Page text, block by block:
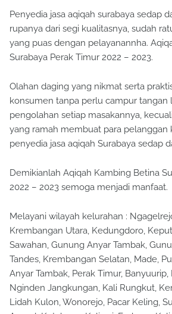
Penyedia jasa aqiqah surabaya sedap
rupanya dari segi kualitasnya, sudah
yang puas dengan pelayanannha.
Surabaya Perak Timur 2022 – 2023.
Olahan daging yang nikmat serta
konsumen tanpa perlu campur tangan
pengolahan setiap masakannya,
yang ramah membuat para pelanggan
penyedia jasa aqiqah Surabaya sedap
Demikianlah Aqiqah Kambing Betina
2022 – 2023 semoga menjadi manfaat.
Melayani wilayah kelurahan :
Krembangan Utara, Kedungdoro,
Sawahan, Gunung Anyar Tambak,
Tandes, Krembangan Selatan, Made,
Anyar Tambak, Perak Timur,
Nginden Jangkungan, Kali Rungkut,
Lidah Kulon, Wonorejo, Pacar Keling,